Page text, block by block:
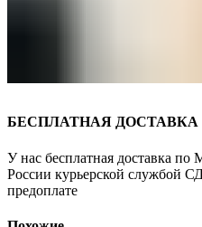
БЕСПЛАТНАЯ ДОСТАВКА
У нас бесплатная доставка по
России курьерской службой
предоплате